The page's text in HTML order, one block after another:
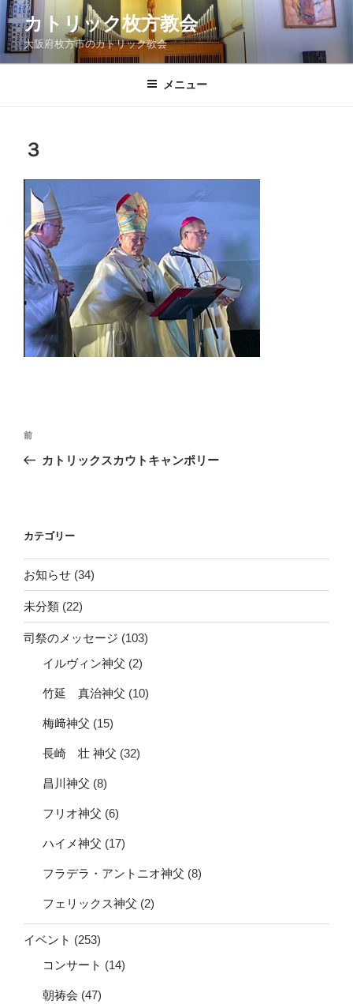
コ
ン
テ
ン
カトリック枚方教会
大阪府枚方市のカトリック教会
メニュー
３
投
ー
シ
ョ
ン
前
の
前
カトリックスカウトキャンポリー
カテゴリー
お知らせ (34)
未分類 (22)
司祭のメッセージ (103)
イルヴィン神父 (2)
竹延 真治神父 (10)
梅﨑神父 (15)
長崎 壮 神父 (32)
昌川神父 (8)
フリオ神父 (6)
ハイメ神父 (17)
フラデラ・アントニオ神父 (8)
フェリックス神父 (2)
イベント (253)
コンサート (14)
朝祷会 (47)